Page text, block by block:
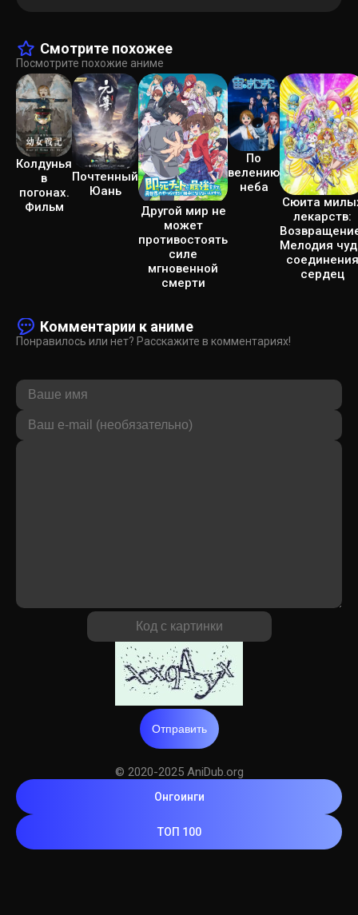
Смотрите похожее
Посмотрите похожие аниме
Колдунья
в
погонах.
Фильм
Почтенный
Юань
Другой мир не
может
противостоять
силе
мгновенной
смерти
По
велению
неба
Сюита
лекарств:
Мелодия
соединения
сердец
Комментарии к аниме
Понравилось или нет? Расскажите в комментариях!
Отправить
© 2020-2025 AniDub.org
Онгоинги
ТОП 100